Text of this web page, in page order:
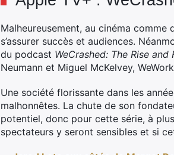
Malheureusement, au cinéma comme
s’assurer succès et audiences.
du podcast WeCrashed: The Rise and
Neumann et Miguel McKelvey,
Une société florissante dans les
malhonnêtes. La chute de son
potentiel, donc pour cette série, à
spectateurs y seront sensibles et si